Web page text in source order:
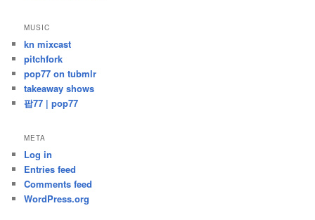
MUSIC
kn mixcast
pitchfork
pop77 on tubmlr
takeaway shows
팝77 | pop77
META
Log in
Entries feed
Comments feed
WordPress.org